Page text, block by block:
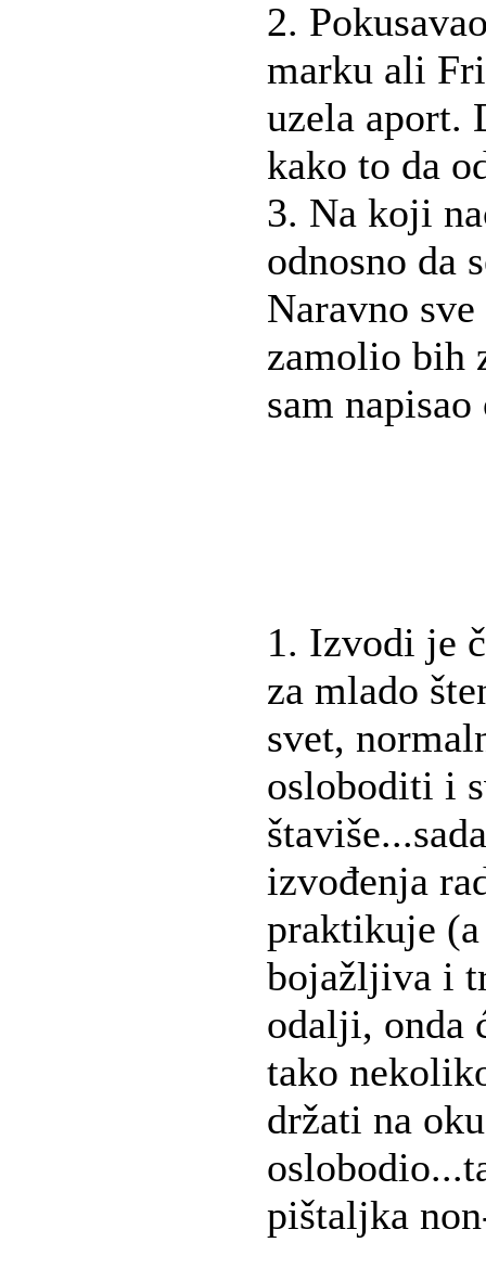
2.
marku ali
uzela aport.
kako to da
3. Na koji
odnosno da
Naravno
zamolio bih
sam
1. Izvodi je
za mlado
svet,
osloboditi i
izvođenja
praktikuje
bojažljiva i
odalji, onda
tako
držati na
pištaljka